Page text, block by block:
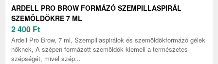
ARDELL PRO BROW FORMÁZÓ SZEMPILLASPIRÁL
SZEMÖLDÖKRE 7 ML
2 400 Ft
Ardell Pro Brow, 7 ml, Szempillaspirálok és szemöldökformázó gélek
nőknek, A szépen formázott szemöldök kiemeli a természetes
szépségét, mivel szép...